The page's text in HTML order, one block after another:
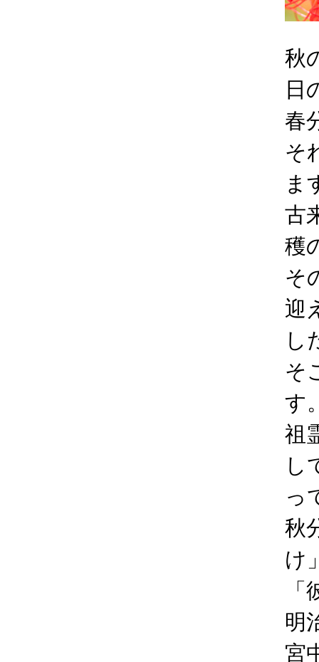
秋
日
春
そ
ま
古
穫
そ
迎
し
そ
す
祖
し
っ
秋
け
明
宮